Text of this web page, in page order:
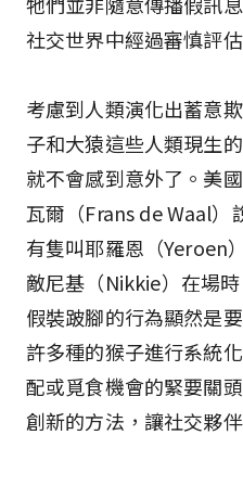
社交世界中經過審慎評
考慮到人類演化出蓄意
子和大猿這些人類現生
就不會感到意外了。美
瓦爾（Frans de Waal）
有隻叫耶羅恩（Yeroen
敵尼基（Nikkie）在場
假裝跛腳的行為顯然是
許多種的猴子進行系統
配或覓食機會的緊要關
創新的方法，讓社交夥